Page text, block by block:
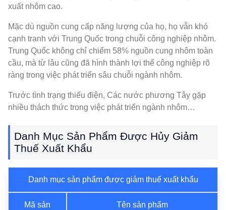
xuất nhôm cao.
Mặc dù nguồn cung cấp năng lượng của họ, họ vẫn khó
cạnh tranh với Trung Quốc trong chuỗi công nghiệp nhôm.
Trung Quốc không chỉ chiếm 58% nguồn cung nhôm toàn
cầu, mà từ lâu cũng đã hình thành lợi thế công nghiệp rõ
ràng trong việc phát triển sâu chuỗi ngành nhôm.
Trước tình trạng thiếu điện, Các nước phương Tây gặp
nhiều thách thức trong việc phát triển ngành nhôm…
Danh Mục Sản Phẩm Được Hủy Giảm
Thuế Xuất Khẩu
Danh mục sản phẩm được giảm thuế xuất khẩu
Mã sản
Tên sản phẩm